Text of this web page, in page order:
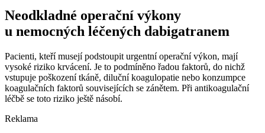
Neodkladné operační výkony
u nemocných léčených dabigatranem
Pacienti, kteří musejí podstoupit urgentní operační výkon, mají
vysoké riziko krvácení. Je to podmíněno řadou faktorů, do nichž
vstupuje poškození tkáně, diluční koagulopatie nebo konzumpce
koagulačních faktorů souvisejících se zánětem. Při antikoagulační
léčbě se toto riziko ještě násobí.
Reklama